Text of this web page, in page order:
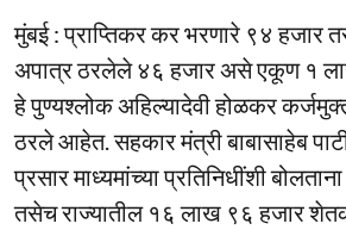
मुंबई : प्राप्तिकर कर भरणारे ९४ हजार
अपात्र ठरलेले ४६ हजार असे एकूण १
हे पुण्यश्लोक अहिल्यादेवी होळकर
ठरले आहेत. सहकार मंत्री बाबासाहेब
प्रसार माध्यमांच्या प्रतिनिधींशी बोलताना
तसेच राज्यातील १६ लाख ९६ हजार